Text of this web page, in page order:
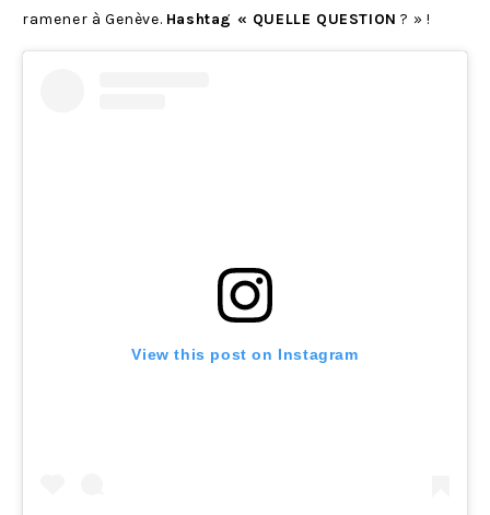
ramener à Genève. Hashtag « QUELLE QUESTION ? » !
View this post on Instagram